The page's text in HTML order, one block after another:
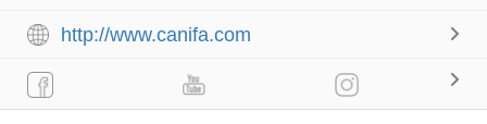
http://www.canifa.com